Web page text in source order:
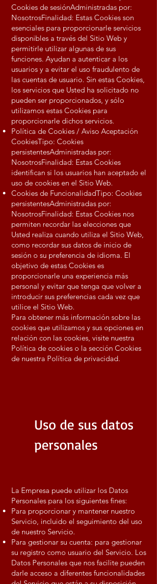
Cookies de sesiónAdministradas por:
NosotrosFinalidad: Estas Cookies son
esenciales para proporcionarle servicios
disponibles a través del Sitio Web y
permitirle utilizar algunas de sus
funciones. Ayudan a autenticar a los
usuarios y a evitar el uso fraudulento de
las cuentas de usuario. Sin estas Cookies,
los servicios que Usted ha solicitado no
pueden ser proporcionados, y sólo
utilizamos estas Cookies para
proporcionarle dichos servicios.
Política de Cookies / Aviso Aceptación
CookiesTipo: Cookies
persistentesAdministradas por:
NosotrosFinalidad: Estas Cookies
identifican si los usuarios han aceptado el
uso de cookies en el Sitio Web.
Cookies de FuncionalidadTipo: Cookies
persistentesAdministradas por:
NosotrosFinalidad: Estas Cookies nos
permiten recordar las elecciones que
Usted realiza cuando utiliza el Sitio Web,
como recordar sus datos de inicio de
sesión o su preferencia de idioma. El
objetivo de estas Cookies es
proporcionarle una experiencia más
personal y evitar que tenga que volver a
introducir sus preferencias cada vez que
utilice el Sitio Web.
Para obtener más información sobre las
cookies que utilizamos y sus opciones en
relación con las cookies, visite nuestra
Política de cookies o la sección Cookies
de nuestra Política de privacidad.
Uso de sus datos
personales
La Empresa puede utilizar los Datos
Personales para los siguientes fines:
Para proporcionar y mantener nuestro
Servicio, incluido el seguimiento del uso
de nuestro Servicio.
Para gestionar su cuenta: para gestionar
su registro como usuario del Servicio. Los
Datos Personales que nos facilite pueden
darle acceso a diferentes funcionalidades